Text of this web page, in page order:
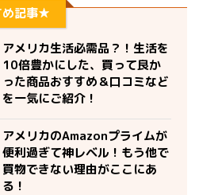
め記事★
アメリカ生活必需品？！生活を
10倍豊かにした、買って良か
った商品おすすめ＆口コミなど
を一気にご紹介！
アメリカのAmazonプライムが
便利過ぎて神レベル！もう他で
買物できない理由がここにあ
る！